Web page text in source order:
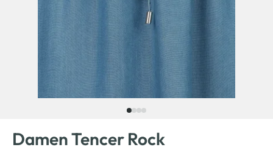
Damen Tencer Rock